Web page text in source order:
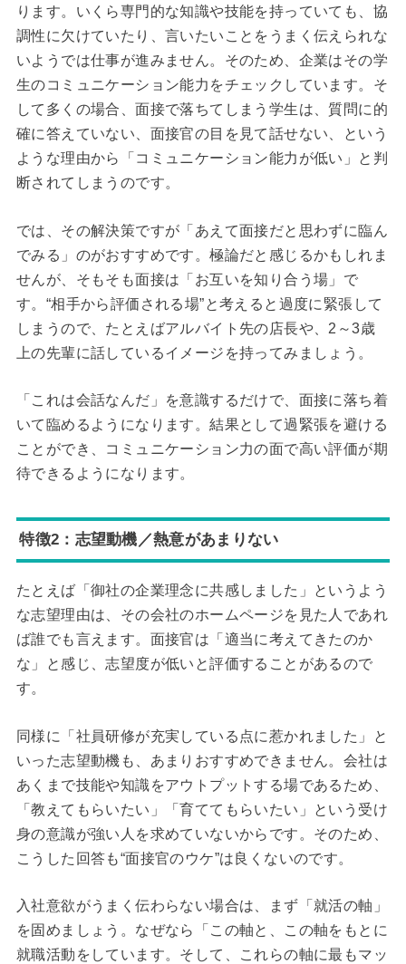
ります。いくら専門的な知識や技能を持っていても、協
調性に欠けていたり、言いたいことをうまく伝えられな
いようでは仕事が進みません。そのため、企業はその学
生のコミュニケーション能力をチェックしています。そ
して多くの場合、面接で落ちてしまう学生は、質問に的
確に答えていない、面接官の目を見て話せない、という
ような理由から「コミュニケーション能力が低い」と判
断されてしまうのです。
では、その解決策ですが「あえて面接だと思わずに臨ん
でみる」のがおすすめです。極論だと感じるかもしれま
せんが、そもそも面接は「お互いを知り合う場」で
す。“相手から評価される場”と考えると過度に緊張して
しまうので、たとえばアルバイト先の店長や、2～3歳
上の先輩に話しているイメージを持ってみましょう。
「これは会話なんだ」を意識するだけで、面接に落ち着
いて臨めるようになります。結果として過緊張を避ける
ことができ、コミュニケーション力の面で高い評価が期
待できるようになります。
特徴2：志望動機／熱意があまりない
たとえば「御社の企業理念に共感しました」というよう
な志望理由は、その会社のホームページを見た人であれ
ば誰でも言えます。面接官は「適当に考えてきたのか
な」と感じ、志望度が低いと評価することがあるので
す。
同様に「社員研修が充実している点に惹かれました」と
いった志望動機も、あまりおすすめできません。会社は
あくまで技能や知識をアウトプットする場であるため、
「教えてもらいたい」「育ててもらいたい」という受け
身の意識が強い人を求めていないからです。そのため、
こうした回答も“面接官のウケ”は良くないのです。
入社意欲がうまく伝わらない場合は、まず「就活の軸」
を固めましょう。なぜなら「この軸と、この軸をもとに
就職活動をしています。そして、これらの軸に最もマッ